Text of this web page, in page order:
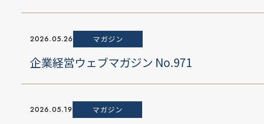
2026.05.26 マガジン
企業経営ウェブマガジン No.971
2026.05.19 マガジン